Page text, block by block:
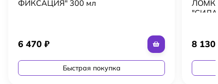
ФИКСАЦИЯ" 300 мл
6 470₽
Быстрая покупка
8 130